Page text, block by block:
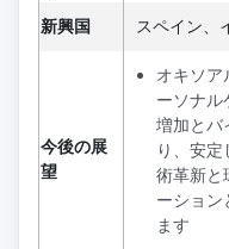
新興国 スペイン、
今後の展
望
オキソア
ーソナル
増加とバ
り、安
術革新と
ーション
ます